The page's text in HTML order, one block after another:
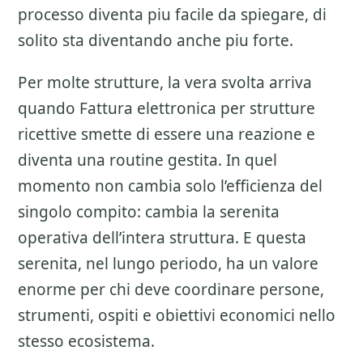
processo diventa piu facile da spiegare, di
solito sta diventando anche piu forte.
Per molte strutture, la vera svolta arriva
quando Fattura elettronica per strutture
ricettive smette di essere una reazione e
diventa una routine gestita. In quel
momento non cambia solo l’efficienza del
singolo compito: cambia la serenita
operativa dell’intera struttura. E questa
serenita, nel lungo periodo, ha un valore
enorme per chi deve coordinare persone,
strumenti, ospiti e obiettivi economici nello
stesso ecosistema.